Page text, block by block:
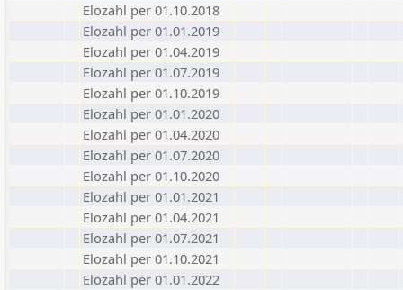
Elozahl per 01.10.2018
Elozahl per 01.01.2019
Elozahl per 01.04.2019
Elozahl per 01.07.2019
Elozahl per 01.10.2019
Elozahl per 01.01.2020
Elozahl per 01.04.2020
Elozahl per 01.07.2020
Elozahl per 01.10.2020
Elozahl per 01.01.2021
Elozahl per 01.04.2021
Elozahl per 01.07.2021
Elozahl per 01.10.2021
Elozahl per 01.01.2022